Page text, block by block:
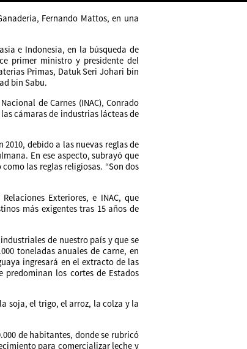
Fernando Mattos, en una
e Indonesia, en la búsqueda de
primer ministro y presidente del
Primas, Datuk Seri Johari bin
bin Sabu.
de Carnes (INAC), Conrado
las cámaras de industrias lácteas de
debido a las nuevas reglas de
En ese aspecto, subrayó que
las reglas religiosas. “Son dos
Exteriores, e INAC, que
más exigentes tras 15 años de
de nuestro país y que se
toneladas anuales de carne, en
ingresará en el extracto de las
los cortes de Estados
soja, el trigo, el arroz, la colza y la
de habitantes, donde se rubricó
para comercializar leche y